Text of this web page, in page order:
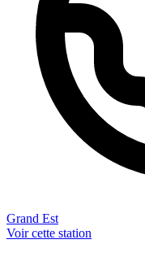
Grand Est
Voir cette station